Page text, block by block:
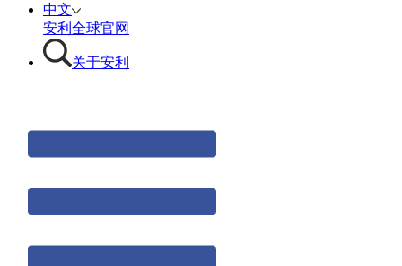
中文
安利全球官网
关于安利